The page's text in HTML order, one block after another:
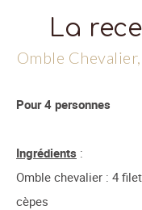
La
Omble
Pour 4 personnes
Ingrédients :
Omble chevalier : 4
cèpes